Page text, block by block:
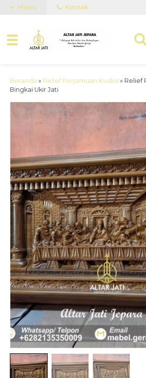
Menu Kontak
Beranda » Relief Perjamuan Kudus » Relief
Bingkai Ukir Jati